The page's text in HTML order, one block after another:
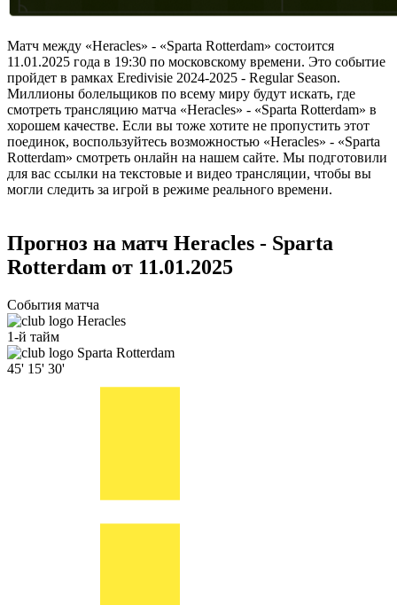
Матч между «Heracles» - «Sparta Rotterdam» состоится
11.01.2025 года в 19:30 по московскому времени. Это событие
пройдет в рамках Eredivisie 2024-2025 - Regular Season.
Миллионы болельщиков по всему миру будут искать, где
смотреть трансляцию матча «Heracles» - «Sparta Rotterdam» в
хорошем качестве. Если вы тоже хотите не пропустить этот
поединок, воспользуйтесь возможностью «Heracles» - «Sparta
Rotterdam» смотреть онлайн на нашем сайте. Мы подготовили
для вас ссылки на текстовые и видео трансляции, чтобы вы
могли следить за игрой в режиме реального времени.
Прогноз на матч Heracles - Sparta
Rotterdam от 11.01.2025
События матча
Heracles
1-й тайм
Sparta Rotterdam
45' 15' 30'